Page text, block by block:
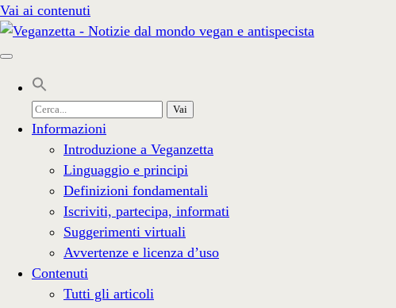
Vai ai contenuti
Cerca
per:
Informazioni
Introduzione a Veganzetta
Linguaggio e principi
Definizioni fondamentali
Iscriviti, partecipa, informati
Suggerimenti virtuali
Avvertenze e licenza d’uso
Contenuti
Tutti gli articoli